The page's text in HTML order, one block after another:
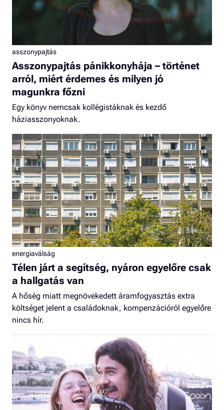
asszonypajtás
Asszonypajtás pánikkonyhája – történet
arról, miért érdemes és milyen jó
magunkra főzni
Egy könyv nemcsak kollégistáknak és kezdő
háziasszonyoknak.
energiaválság
Télen járt a segítség, nyáron egyelőre csak
a hallgatás van
A hőség miatt megnövekedett áramfogyasztás extra
költséget jelent a családoknak, kompenzációról egyelőre
nincs hír.